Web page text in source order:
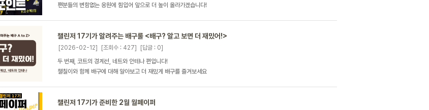
팬분들의 변함없는 응원에 힘입어 앞으로 더 높이 올라가겠습니다!
챌린저 17기가 알려주는 배구룰 <배구? 알고 보면 더 재밌어!>
[2026-02-12] [조회수 : 427]
[답글 : 0]
두 번째, 코트의 경계선, 네트와 안테나 편입니다!
챌칠이와 함께 배구에 대해 알아보고 더 재밌게 배구를 즐겨보세요
챌린저 17기가 준비한 2월 월페이퍼